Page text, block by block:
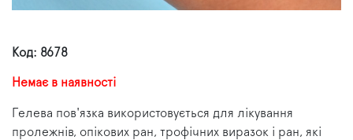
Код: 8678
Немає в наявності
Гелева пов'язка використовується для лікування
пролежнів, опікових ран, трофічних виразок і ран, які